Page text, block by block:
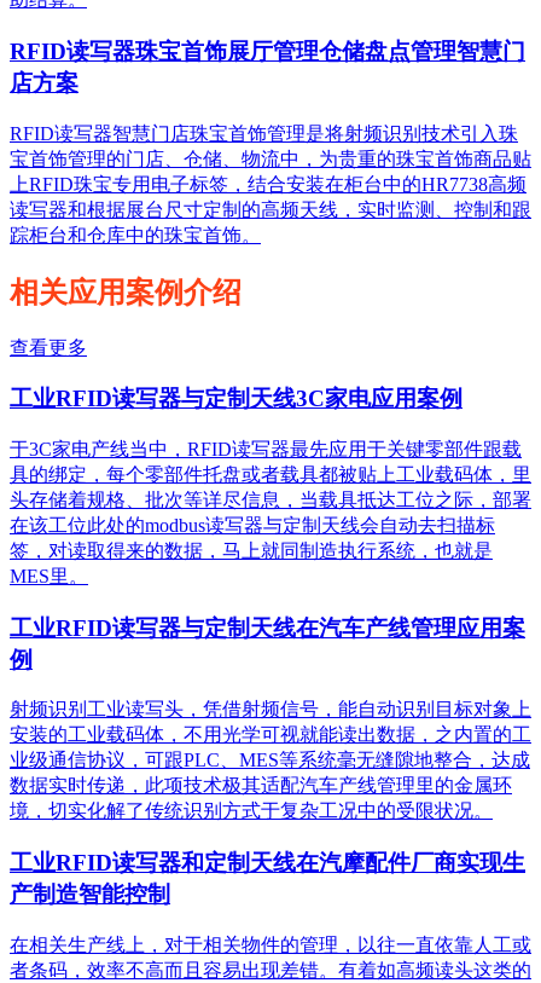
RFID读写器珠宝首饰展厅管理仓储盘点管理智慧门
店方案
RFID读写器智慧门店珠宝首饰管理是将射频识别技术引入珠
宝首饰管理的门店、仓储、物流中，为贵重的珠宝首饰商品贴
上RFID珠宝专用电子标签，结合安装在柜台中的HR7738高频
读写器和根据展台尺寸定制的高频天线，实时监测、控制和跟
踪柜台和仓库中的珠宝首饰。
相关应用案例介绍
查看更多
工业RFID读写器与定制天线3C家电应用案例
于3C家电产线当中，RFID读写器最先应用于关键零部件跟载
具的绑定，每个零部件托盘或者载具都被贴上工业载码体，里
头存储着规格、批次等详尽信息，当载具抵达工位之际，部署
在该工位此处的modbus读写器与定制天线会自动去扫描标
签，对读取得来的数据，马上就同制造执行系统，也就是
MES里。
工业RFID读写器与定制天线在汽车产线管理应用案
例
射频识别工业读写头，凭借射频信号，能自动识别目标对象上
安装的工业载码体，不用光学可视就能读出数据，之内置的工
业级通信协议，可跟PLC、MES等系统毫无缝隙地整合，达成
数据实时传递，此项技术极其适配汽车产线管理里的金属环
境，切实化解了传统识别方式于复杂工况中的受限状况。
工业RFID读写器和定制天线在汽摩配件厂商实现生
产制造智能控制
在相关生产线上，对于相关物件的管理，以往一直依靠人工或
者条码，效率不高而且容易出现差错。有着如高频读头这类的